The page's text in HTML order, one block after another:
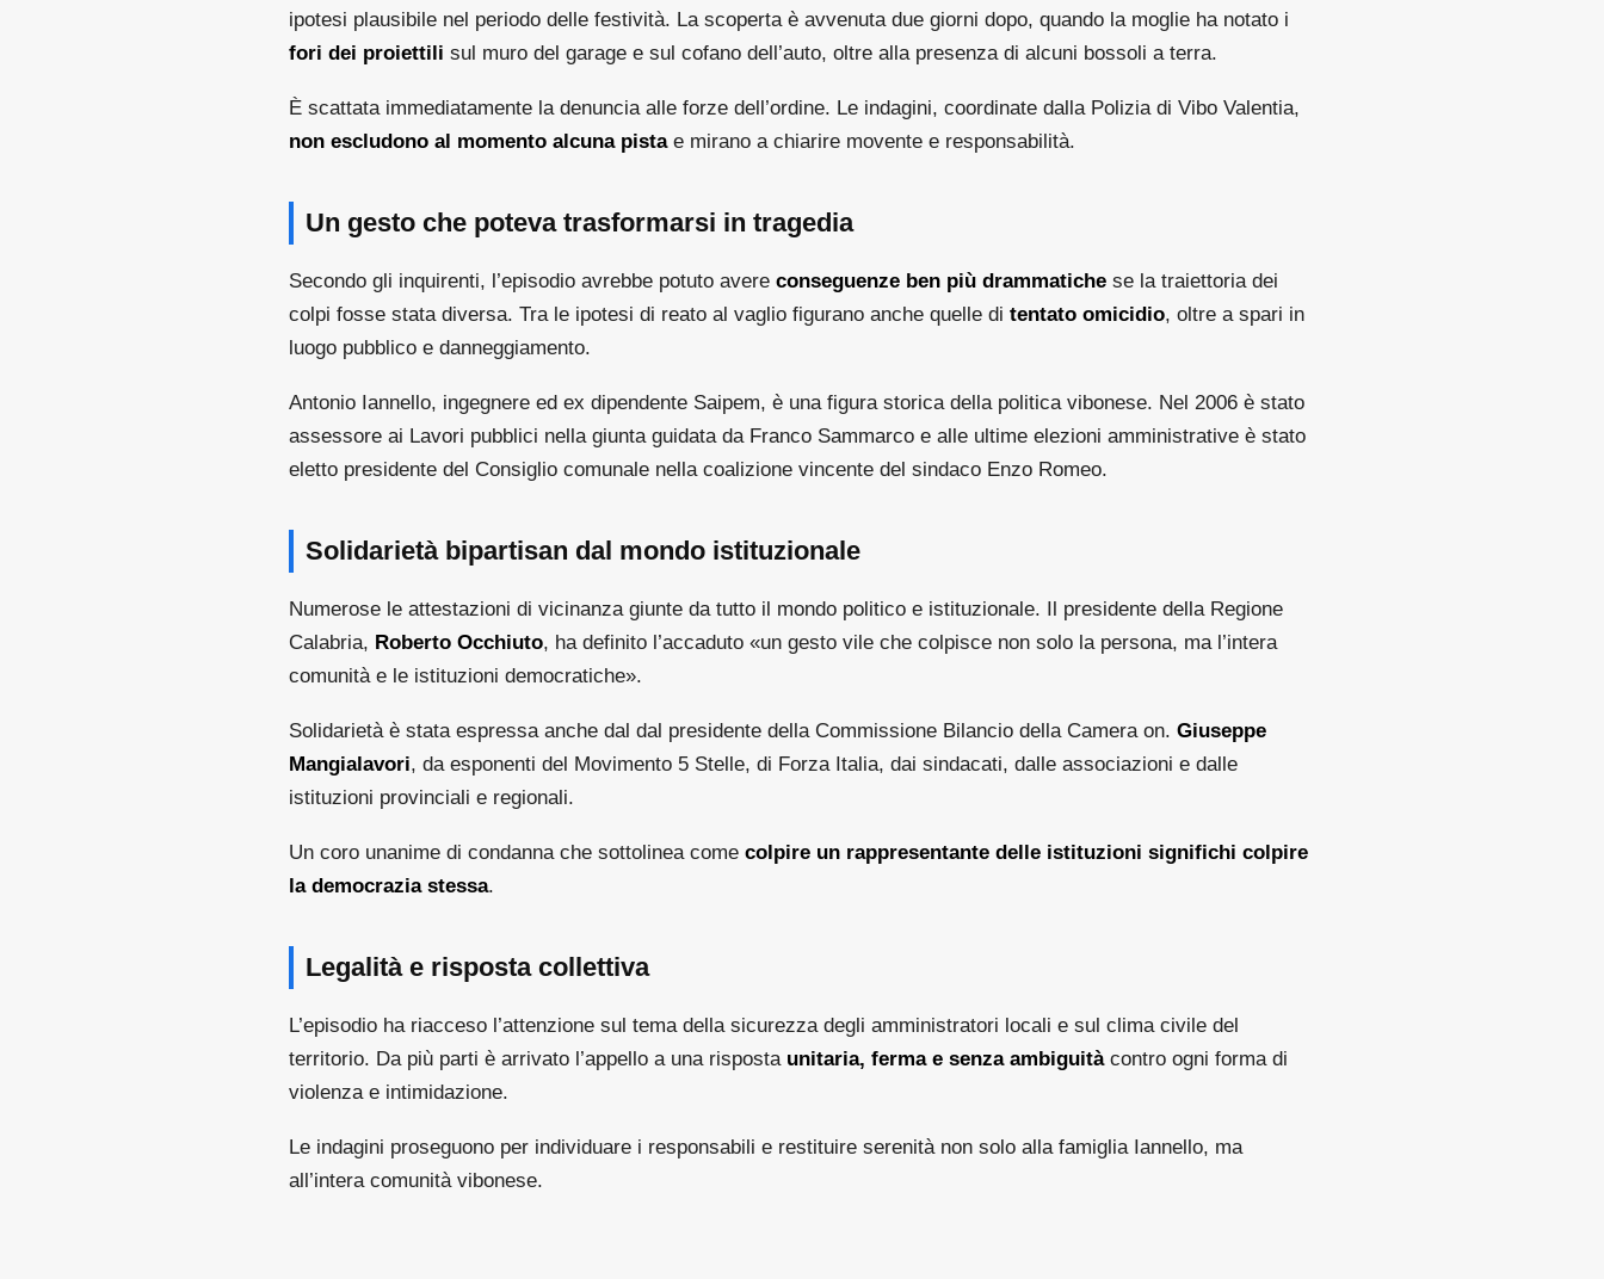
ipotesi plausibile nel periodo delle festività. La scoperta è avvenuta due giorni dopo, quando la moglie ha notato i
fori dei proiettili sul muro del garage e sul cofano dell’auto, oltre alla presenza di alcuni bossoli a terra.
È scattata immediatamente la denuncia alle forze dell’ordine. Le indagini, coordinate dalla Polizia di Vibo Valentia,
non escludono al momento alcuna pistae mirano a chiarire movente e responsabilità.
Un gesto che poteva trasformarsi in tragedia
Secondo gli inquirenti, l’episodio avrebbe potuto avere conseguenze ben più drammatiche se la traiettoria dei
colpi fosse stata diversa. Tra le ipotesi di reato al vaglio figurano anche quelle di tentato omicidio, oltre a spari in
luogo pubblico e danneggiamento.
Antonio Iannello, ingegnere ed ex dipendente Saipem, è una figura storica della politica vibonese. Nel 2006 è stato
assessore ai Lavori pubblici nella giunta guidata da Franco Sammarco e alle ultime elezioni amministrative è stato
eletto presidente del Consiglio comunale nella coalizione vincente del sindaco Enzo Romeo.
Solidarietà bipartisan dal mondo istituzionale
Numerose le attestazioni di vicinanza giunte da tutto il mondo politico e istituzionale. Il presidente della Regione
Calabria, Roberto Occhiuto, ha definito l’accaduto «un gesto vile che colpisce non solo la persona, ma l’intera
comunità e le istituzioni democratiche».
Solidarietà è stata espressa anche dal dal presidente della Commissione Bilancio della Camera on. Giuseppe
Mangialavori, da esponenti del Movimento 5 Stelle, di Forza Italia, dai sindacati, dalle associazioni e dalle
istituzioni provinciali e regionali.
Un coro unanime di condanna che sottolinea come colpire un rappresentante delle istituzioni significhi colpire
la democrazia stessa.
Legalità e risposta collettiva
L’episodio ha riacceso l’attenzione sul tema della sicurezza degli amministratori locali e sul clima civile del
territorio. Da più parti è arrivato l’appello a una risposta unitaria, ferma e senza ambiguitàcontro ogni forma di
violenza e intimidazione.
Le indagini proseguono per individuare i responsabili e restituire serenità non solo alla famiglia Iannello, ma
all’intera comunità vibonese.